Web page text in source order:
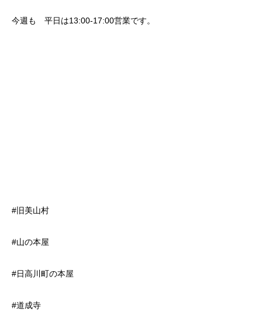
今週も 平日は13:00-17:00営業です。
#旧美山村
#山の本屋
#日高川町の本屋
#道成寺